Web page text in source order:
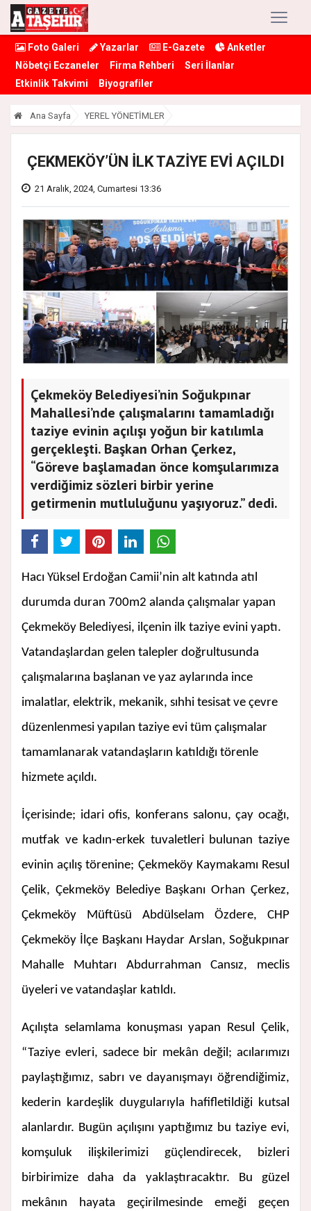
Foto Galeri Yazarlar E-Gazete
Anketler
Nöbetçi Eczaneler
Firma Rehberi
Seri İlanlar
Etkinlik Takvimi
Biyografiler
Ana Sayfa YEREL YÖNETİMLER
ÇEKMEKÖY’ÜN İLK TAZİYE EVİ AÇILDI
21 Aralık, 2024, Cumartesi 13:36
Çekmeköy Belediyesi’nin Soğukpınar
Mahallesi’nde çalışmalarını tamamladığı
taziye evinin açılışı yoğun bir katılımla
gerçekleşti. Başkan Orhan Çerkez,
“Göreve başlamadan önce komşularımıza
verdiğimiz sözleri birbir yerine
getirmenin mutluluğunu yaşıyoruz.” dedi.
Hacı Yüksel Erdoğan Camii’nin alt katında atıl
durumda duran 700m2 alanda çalışmalar yapan
Çekmeköy Belediyesi, ilçenin ilk taziye evini yaptı.
Vatandaşlardan gelen talepler doğrultusunda
çalışmalarına başlanan ve yaz aylarında ince
imalatlar, elektrik, mekanik, sıhhi tesisat ve çevre
düzenlenmesi yapılan taziye evi tüm çalışmalar
tamamlanarak vatandaşların katıldığı törenle
hizmete açıldı.
İçerisinde; idari ofis, konferans salonu, çay ocağı,
mutfak ve kadın-erkek tuvaletleri bulunan taziye
evinin açılış törenine; Çekmeköy Kaymakamı Resul
Çelik, Çekmeköy Belediye Başkanı Orhan Çerkez,
Çekmeköy Müftüsü Abdülselam Özdere, CHP
Çekmeköy İlçe Başkanı Haydar Arslan, Soğukpınar
Mahalle Muhtarı Abdurrahman Cansız, meclis
üyeleri ve vatandaşlar katıldı.
Açılışta selamlama konuşması yapan Resul Çelik,
“Taziye evleri, sadece bir mekân değil; acılarımızı
paylaştığımız, sabrı ve dayanışmayı öğrendiğimiz,
kederin kardeşlik duygularıyla hafifletildiği kutsal
alanlardır. Bugün açılışını yaptığımız bu taziye evi,
komşuluk ilişkilerimizi güçlendirecek, bizleri
birbirimize daha da yaklaştıracaktır. Bu güzel
mekânın hayata geçirilmesinde emeği geçen